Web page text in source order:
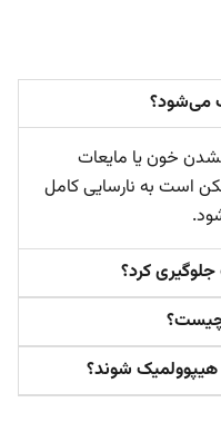
می‌شود؟
خون یا مایعات
است به نارسایی کامل
کرد؟
چیست؟
هیپوولمیک شوند؟